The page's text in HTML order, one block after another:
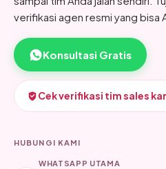
verifikasi agen resmi yang bisa
Konsultasi Gratis
Cek verifikasi tim sales
HUBUNGI KAMI
WHATSAPP UTAMA